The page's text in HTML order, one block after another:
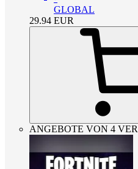
GLOBAL
29.94 EUR
ANGEBOTE VON 4